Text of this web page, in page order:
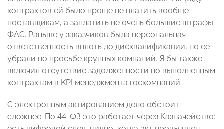
контрактов ей было проще не платить вообще
поставщикам, а заплатить не очень большие штрафы
ФАС. Раньше у заказчиков была персональная
ответственность вплоть до дисквалификации, но ее
убрали по просьбе крупных компаний. Я бы также
включил отсутствие задолженности по выполненным
контрактам в KPI менеджмента госкомпаний.
С электронным актированием дело обстоит
сложнее. По 44-ФЗ это работает через Казначейство: